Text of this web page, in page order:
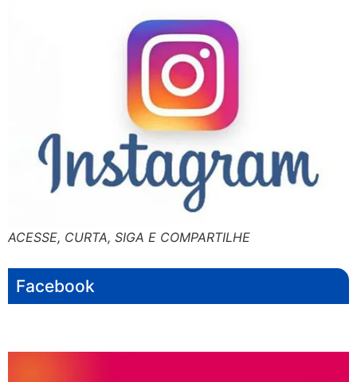
ACESSE, CURTA, SIGA E COMPARTILHE
Facebook